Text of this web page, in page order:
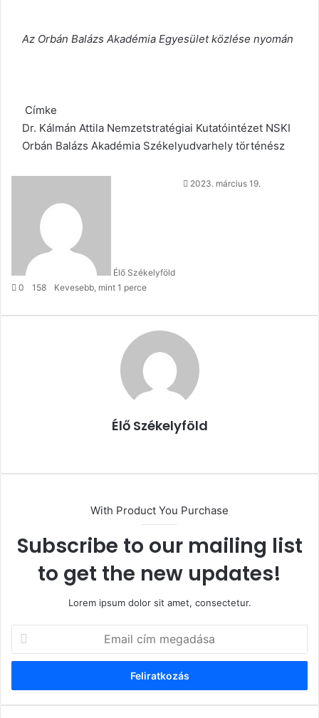
Az Orbán Balázs Akadémia Egyesület közlése nyomán
Címke
Dr. Kálmán Attila Nemzetstratégiai Kutatóintézet NSKI
Orbán Balázs Akadémia Székelyudvarhely történész
Élő Székelyföld
Send2023. március 19.
0 158 Kevesebb, mint 1 perce
Élő Székelyföld
With Product You Purchase
Subscribe to our mailing list
to get the new updates!
Lorem ipsum dolor sit amet, consectetur.
cím
megadása